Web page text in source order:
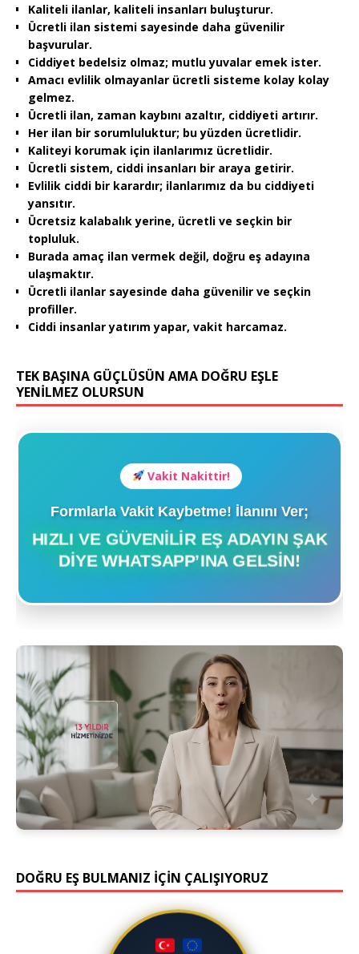
Kaliteli ilanlar, kaliteli insanları buluşturur.
Ücretli ilan sistemi sayesinde daha güvenilir
başvurular.
Ciddiyet bedelsiz olmaz; mutlu yuvalar emek ister.
Amacı evlilik olmayanlar ücretli sisteme kolay kolay
gelmez.
Ücretli ilan, zaman kaybını azaltır, ciddiyeti artırır.
Her ilan bir sorumluluktur; bu yüzden ücretlidir.
Kaliteyi korumak için ilanlarımız ücretlidir.
Ücretli sistem, ciddi insanları bir araya getirir.
Evlilik ciddi bir karardır; ilanlarımız da bu ciddiyeti
yansıtır.
Ücretsiz kalabalık yerine, ücretli ve seçkin bir
topluluk.
Burada amaç ilan vermek değil, doğru eş adayına
ulaşmaktır.
Ücretli ilanlar sayesinde daha güvenilir ve seçkin
profiller.
Ciddi insanlar yatırım yapar, vakit harcamaz.
TEK BAŞINA GÜÇLÜSÜN AMA DOĞRU EŞLE
YENİLMEZ OLURSUN
Vakit Nakittir!
Formlarla Vakit Kaybetme! İlanını Ver;
HIZLI VE GÜVENILIR EŞ ADAYIN ŞAK
DIYE WHATSAPP’INA GELSIN!
DOĞRU EŞ BULMANIZ İÇİN ÇALIŞIYORUZ